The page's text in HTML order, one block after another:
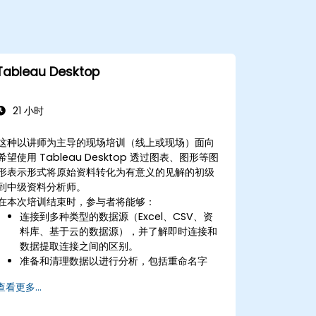
Desktop
21 小时
种以讲师为主导的现场培训（线上或现场）面向
望使用 Tableau Desktop 透过图表、图形等图
表示形式将原始资料转化为有意义的见解的初级
中级资料分析师。
本次培训结束时，参与者将能够：
连接到多种类型的数据源（Excel、CSV、资
料库、基于云的数据源），并了解即时连接和
数据提取连接之间的区别。
准备和清理数据以进行分析，包括重命名字
集。
看更多...